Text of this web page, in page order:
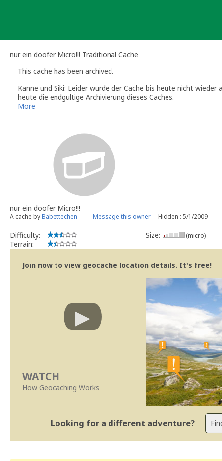
nur ein doofer Micro!!! Traditional Cache
This cache has been archived.
Kanne und Siki: Leider wurde der Cache bis heute nicht
heute die endgültige Archivierung dieses Caches.
Wenn du an dieser Stelle wieder einen Cache platzieren
(Official Geocaching.com Volunteer Reviewer)
Die Info-Seiten der deutschsprachigen Reviewer:
More
nur ein doofer Micro!!!
A cache byBabettechen Message this owner Hidden : 5/1/2009
Difficulty:
Terrain:
Size: (micro)
Join now to view geocache location details. It's free!
WATCH
How Geocaching Works
Looking for a different adventure?